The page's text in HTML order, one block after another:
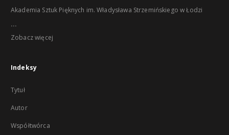
Akademia Sztuk Pięknych im. Władysława Strzemińskiego w Łodzi
...
Zobacz więcej
Indeksy
Tytuł
Autor
Współtwórca